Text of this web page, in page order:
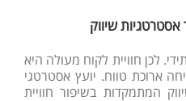
אסטרטגיות שיווק
לכן חוויית לקוח מעולה היא
ארוכת טווח. יועץ אסטרטגי
המתמקדות בשיפור חוויית